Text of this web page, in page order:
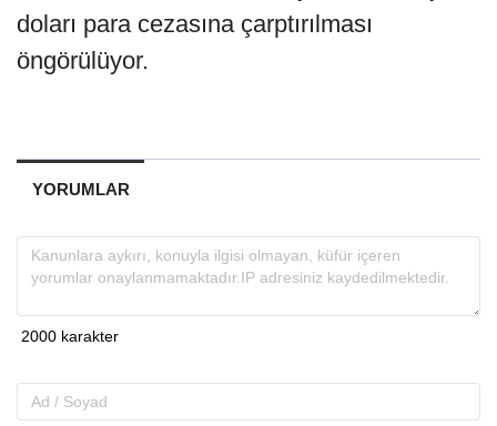
doları para cezasına çarptırılması
öngörülüyor.
YORUMLAR